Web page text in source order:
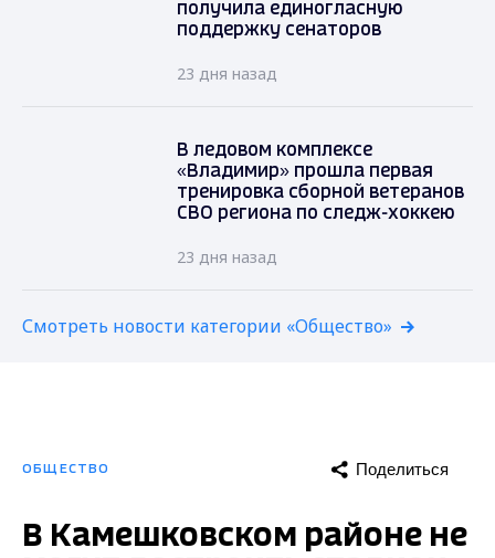
получила единогласную
поддержку сенаторов
23 дня назад
В ледовом комплексе
«Владимир» прошла первая
тренировка сборной ветеранов
СВО региона по следж-хоккею
23 дня назад
Смотреть новости категории «Общество»
ОБЩЕСТВО Поделиться
В Камешковском районе не